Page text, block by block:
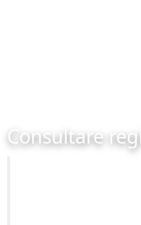
Consultare